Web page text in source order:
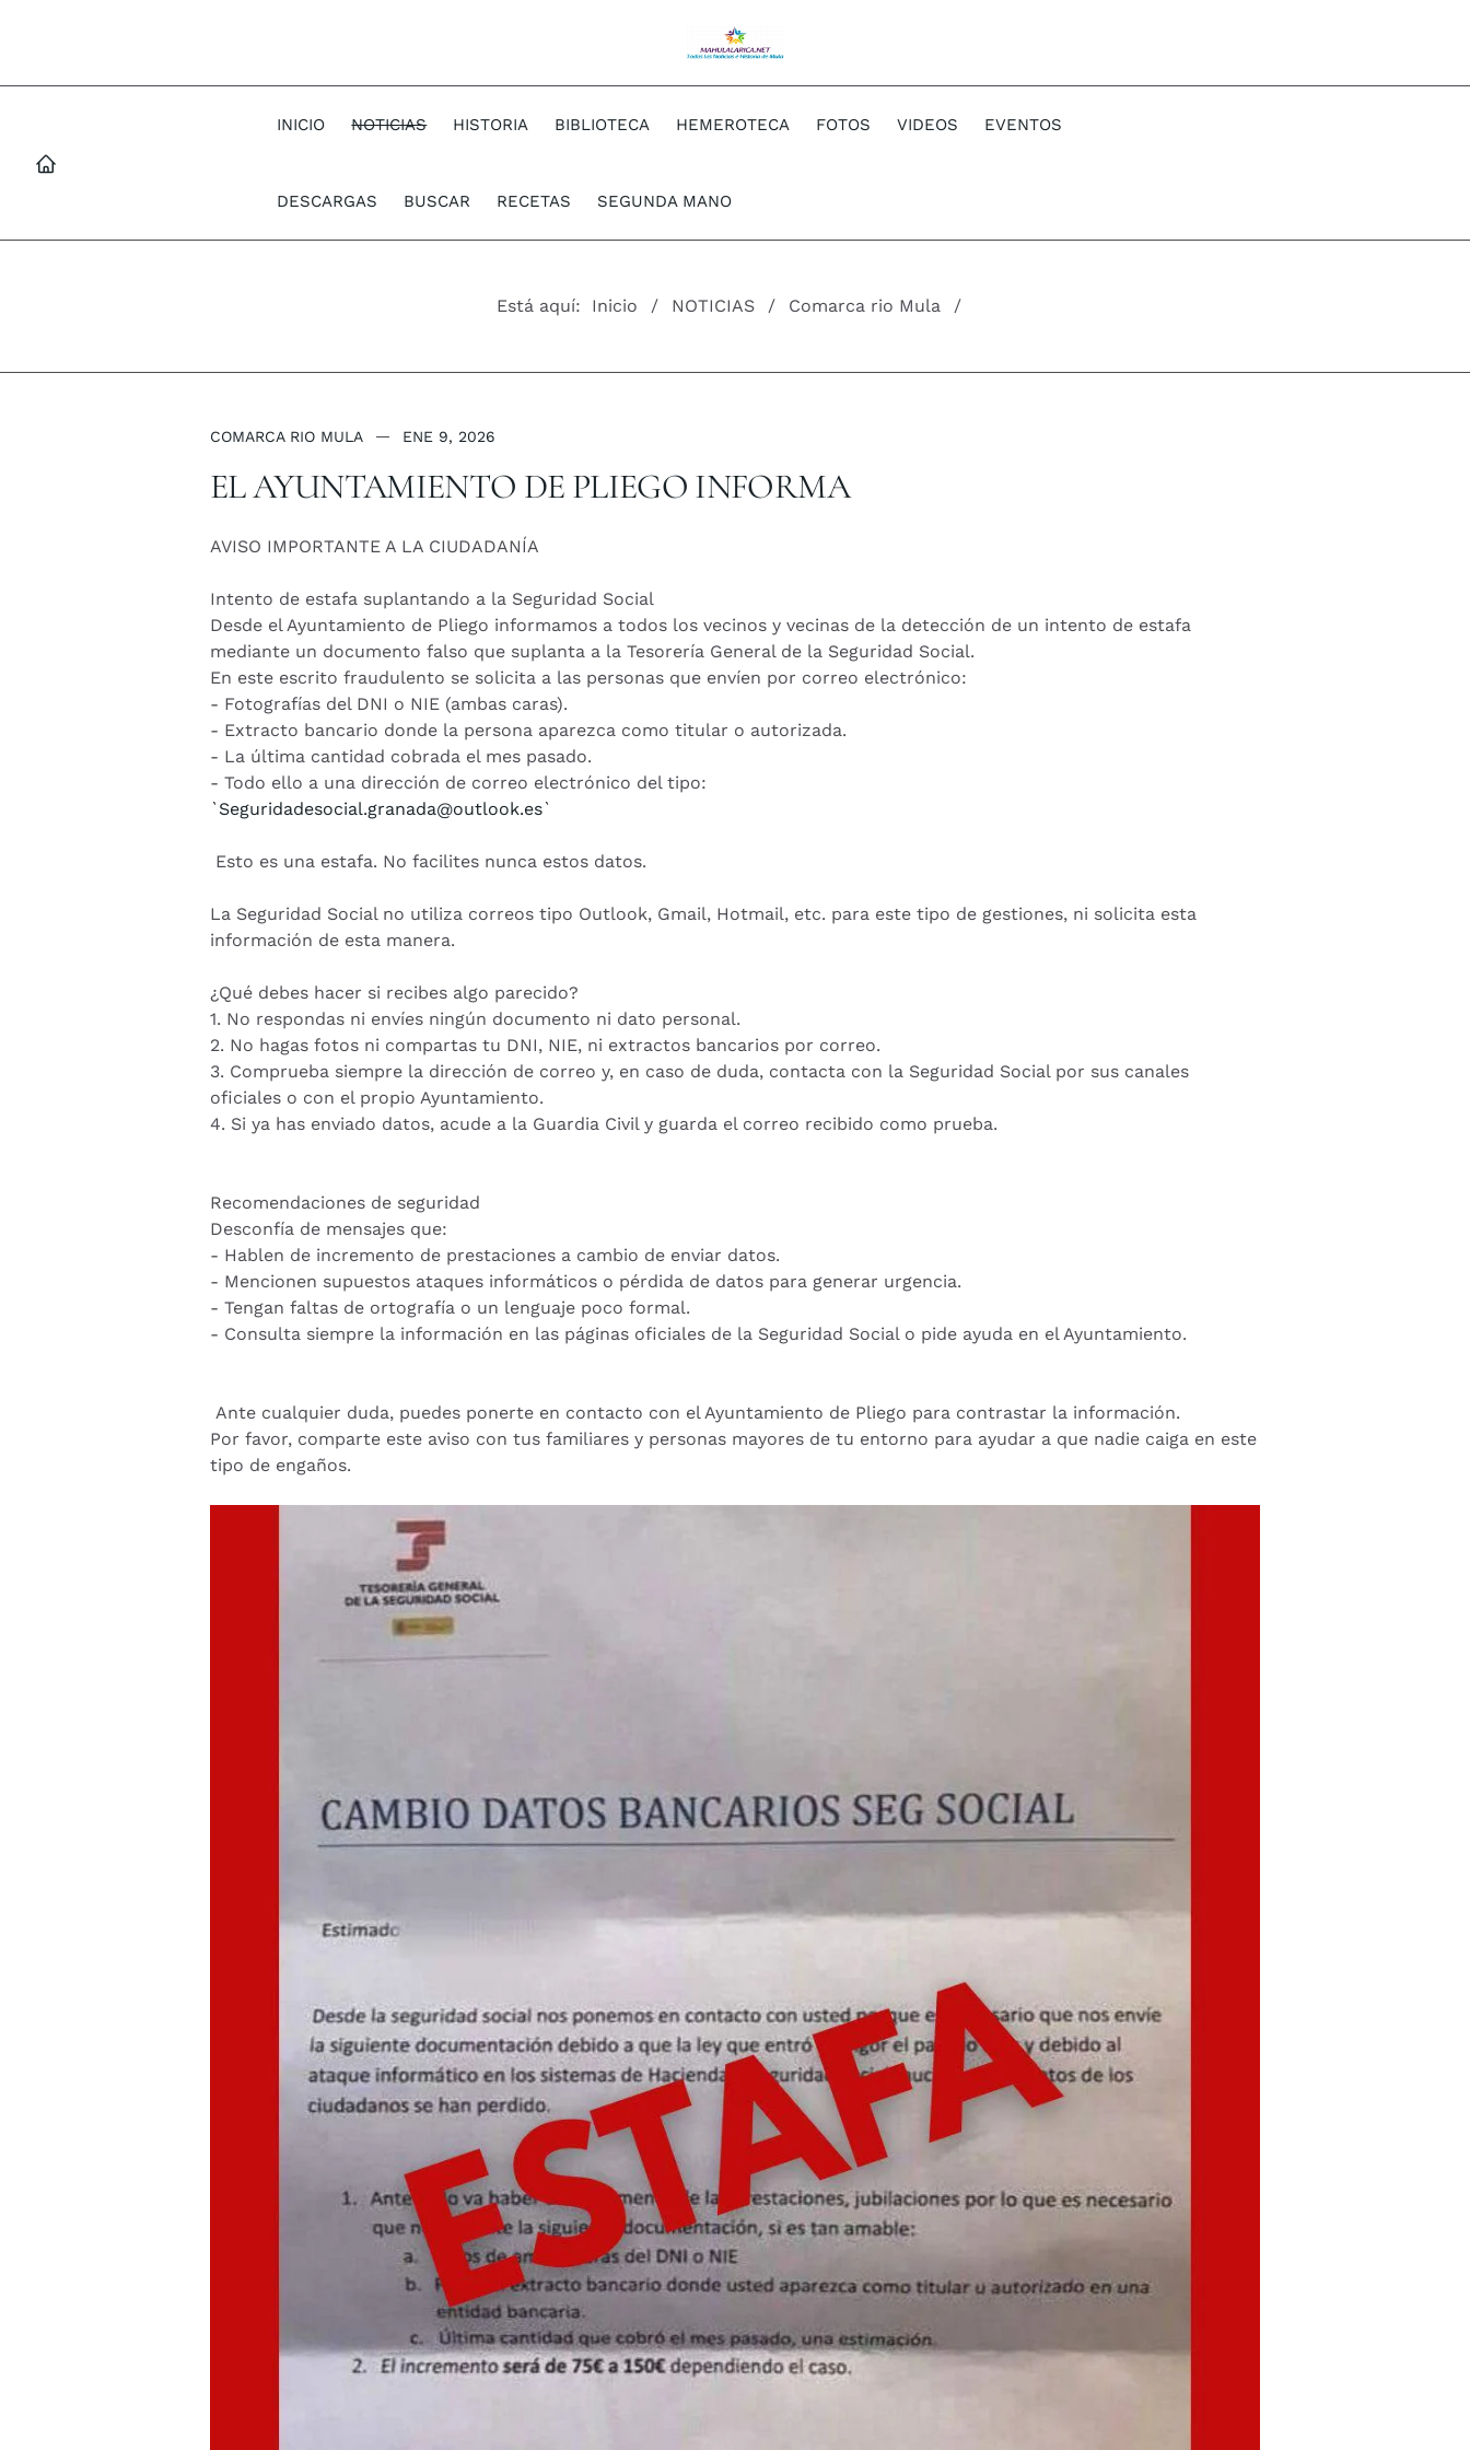
INICIO NOTICIAS HISTORIA BIBLIOTECA HEMEROTECA FOTOS VIDEOS EVENTOS
DESCARGAS BUSCAR RECETAS SEGUNDA MANO
Está aquí: Inicio NOTICIAS Comarca rio Mula
COMARCA RIO MULA ENE 9, 2026
EL AYUNTAMIENTO DE PLIEGO INFORMA
AVISO IMPORTANTE A LA CIUDADANÍA
Intento de estafa suplantando a la Seguridad Social
Desde el Ayuntamiento de Pliego informamos a todos los vecinos y vecinas de la detección de un intento de estafa
mediante un documento falso que suplanta a la Tesorería General de la Seguridad Social.
En este escrito fraudulento se solicita a las personas que envíen por correo electrónico:
- Fotografías del DNI o NIE (ambas caras).
- Extracto bancario donde la persona aparezca como titular o autorizada.
- La última cantidad cobrada el mes pasado.
- Todo ello a una dirección de correo electrónico del tipo:
`Seguridadesocial.granada@outlook.es`
Esto es una estafa. No facilites nunca estos datos.
La Seguridad Social no utiliza correos tipo Outlook, Gmail, Hotmail, etc. para este tipo de gestiones, ni solicita esta
información de esta manera.
¿Qué debes hacer si recibes algo parecido?
1. No respondas ni envíes ningún documento ni dato personal.
2. No hagas fotos ni compartas tu DNI, NIE, ni extractos bancarios por correo.
3. Comprueba siempre la dirección de correo y, en caso de duda, contacta con la Seguridad Social por sus canales
oficiales o con el propio Ayuntamiento.
4. Si ya has enviado datos, acude a la Guardia Civil y guarda el correo recibido como prueba.
Recomendaciones de seguridad
Desconfía de mensajes que:
- Hablen de incremento de prestaciones a cambio de enviar datos.
- Mencionen supuestos ataques informáticos o pérdida de datos para generar urgencia.
- Tengan faltas de ortografía o un lenguaje poco formal.
- Consulta siempre la información en las páginas oficiales de la Seguridad Social o pide ayuda en el Ayuntamiento.
Ante cualquier duda, puedes ponerte en contacto con el Ayuntamiento de Pliego para contrastar la información.
Por favor, comparte este aviso con tus familiares y personas mayores de tu entorno para ayudar a que nadie caiga en este
tipo de engaños.